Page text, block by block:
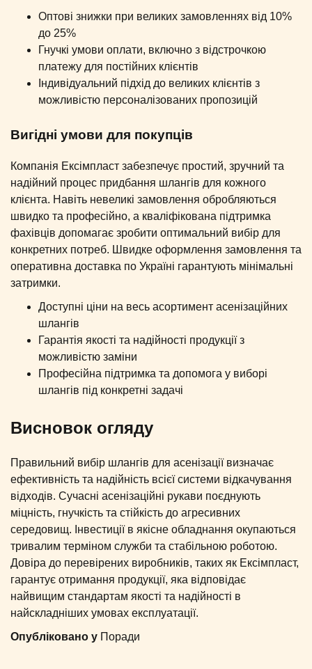
Оптові знижки при великих замовленнях від 10%
до 25%
Гнучкі умови оплати, включно з відстрочкою
платежу для постійних клієнтів
Індивідуальний підхід до великих клієнтів з
можливістю персоналізованих пропозицій
Вигідні умови для покупців
Компанія Ексімпласт забезпечує простий, зручний та
надійний процес придбання шлангів для кожного
клієнта. Навіть невеликі замовлення обробляються
швидко та професійно, а кваліфікована підтримка
фахівців допомагає зробити оптимальний вибір для
конкретних потреб. Швидке оформлення замовлення та
оперативна доставка по Україні гарантують мінімальні
затримки.
Доступні ціни на весь асортимент асенізаційних
шлангів
Гарантія якості та надійності продукції з
можливістю заміни
Професійна підтримка та допомога у виборі
шлангів під конкретні задачі
Висновок огляду
Правильний вибір шлангів для асенізації визначає
ефективність та надійність всієї системи відкачування
відходів. Сучасні асенізаційні рукави поєднують
міцність, гнучкість та стійкість до агресивних
середовищ. Інвестиції в якісне обладнання окупаються
тривалим терміном служби та стабільною роботою.
Довіра до перевірених виробників, таких як Ексімпласт,
гарантує отримання продукції, яка відповідає
найвищим стандартам якості та надійності в
найскладніших умовах експлуатації.
Опубліковано у Поради